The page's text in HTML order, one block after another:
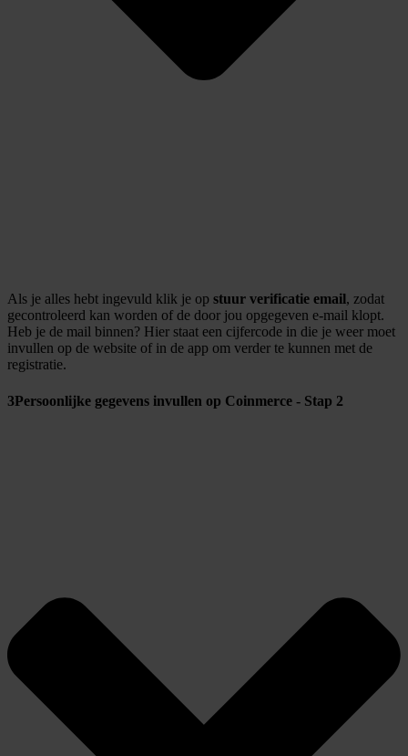
Als je alles hebt ingevuld klik je op stuur verificatie email, zodat
gecontroleerd kan worden of de door jou opgegeven e-mail klopt.
Heb je de mail binnen? Hier staat een cijfercode in die je weer moet
invullen op de website of in de app om verder te kunnen met de
registratie.
3Persoonlijke gegevens invullen op Coinmerce - Stap 2